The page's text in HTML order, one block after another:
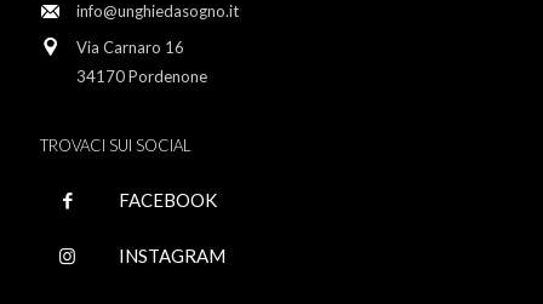
info@unghiedasogno.it
Via Carnaro 16
34170 Pordenone
TROVACI SUI SOCIAL
FACEBOOK
INSTAGRAM